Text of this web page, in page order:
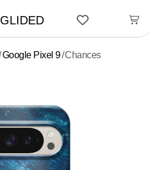
GLIDED
Google Pixel 9 Chances